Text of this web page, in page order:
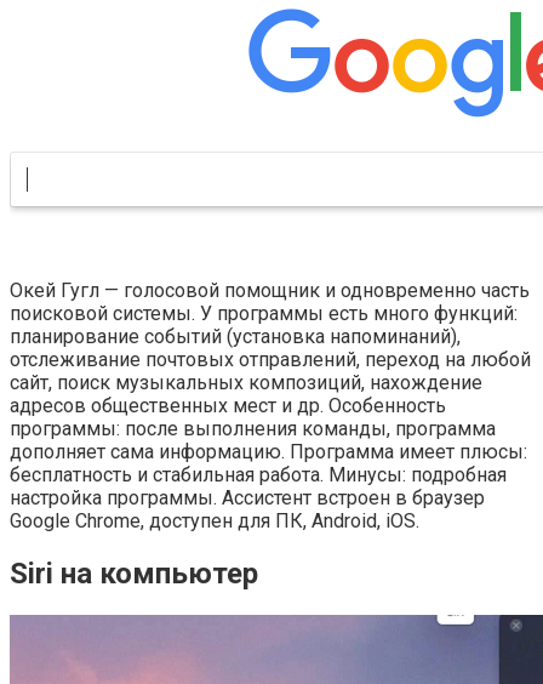
Окей Гугл — голосовой помощник и одновременно часть
поисковой системы. У программы есть много функций:
планирование событий (установка напоминаний),
отслеживание почтовых отправлений, переход на любой
сайт, поиск музыкальных композиций, нахождение
адресов общественных мест и др. Особенность
программы: после выполнения команды, программа
дополняет сама информацию. Программа имеет плюсы:
бесплатность и стабильная работа. Минусы: подробная
настройка программы. Ассистент встроен в браузер
Google Chrome, доступен для ПК, Android, iOS.
Siri на компьютер